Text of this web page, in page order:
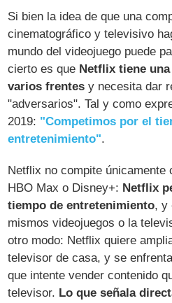
Si bien la idea de que una
cinematográfico y televisivo
mundo del videojuego puede
cierto es que Netflix tiene
varios frentes y necesita dar
"adversarios". Tal y como
2019: "Competimos por el
entretenimiento".
Netflix no compite únicamente
HBO Max o Disney+: Netflix
tiempo de entretenimiento, y
mismos videojuegos o la
otro modo: Netflix quiere
televisor de casa, y se
que intente vender contenido
televisor. Lo que señala